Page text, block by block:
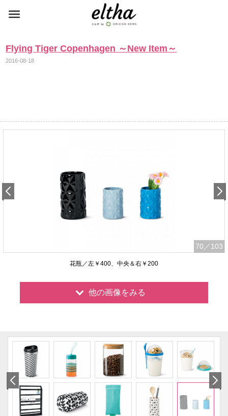
Flying Tiger Copenhagen ～New Item～
2016-08-18
70 ／103
花瓶／左￥400、中央＆右￥200
他の画像をみる